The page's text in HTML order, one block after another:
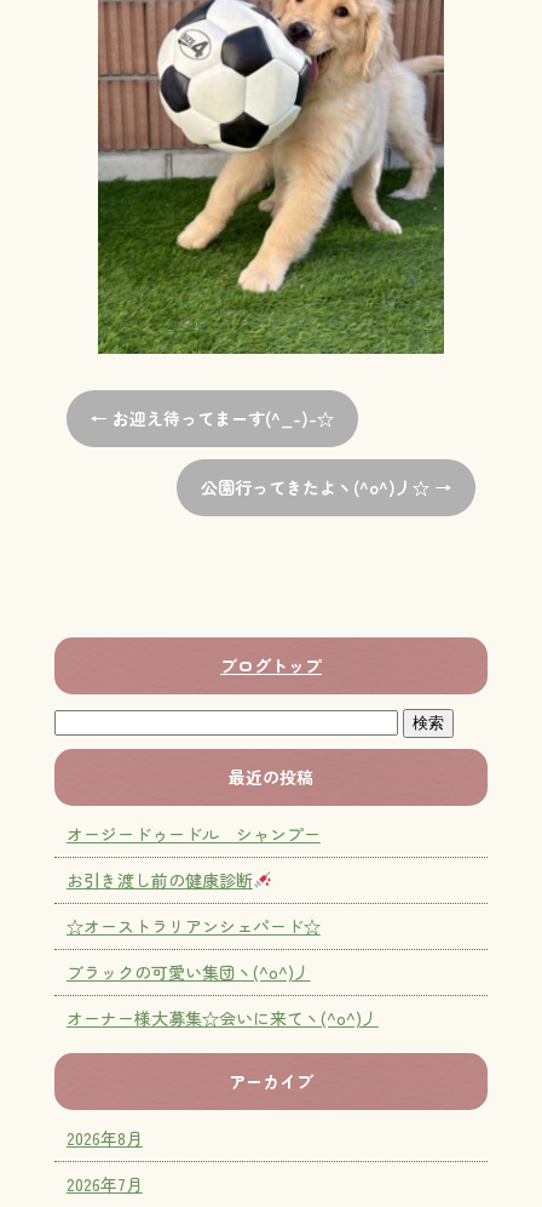
← お迎え待ってまーす(^_-)-☆
公園行ってきたよヽ(^o^)丿☆ →
ブログトップ
最近の投稿
オージードゥードル シャンプー
お引き渡し前の健康診断
☆オーストラリアンシェパード☆
ブラックの可愛い集団ヽ(^o^)丿
オーナー様大募集☆会いに来てヽ(^o^)丿
アーカイブ
2026年8月
2026年7月